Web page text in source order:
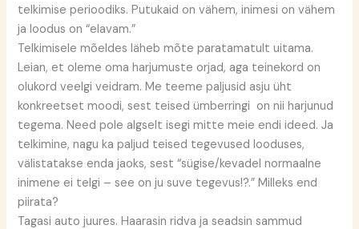
telkimise perioodiks. Putukaid on vähem, inimesi on vähem
ja loodus on “elavam.”
Telkimisele mõeldes läheb mõte paratamatult uitama.
Leian, et oleme oma harjumuste orjad, aga teinekord on
olukord veelgi veidram. Me teeme paljusid asju üht
konkreetset moodi, sest teised ümberringi on nii harjunud
tegema. Need pole algselt isegi mitte meie endi ideed. Ja
telkimine, nagu ka paljud teised tegevused looduses,
välistatakse enda jaoks, sest “sügise/kevadel normaalne
inimene ei telgi – see on ju suve tegevus!?.” Milleks end
piirata?
Tagasi auto juures. Haarasin ridva ja seadsin sammud